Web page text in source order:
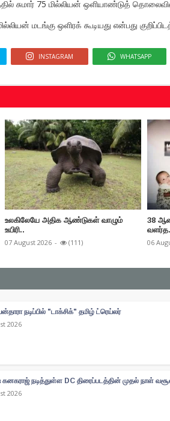
சுமார் 75 மில்லியன் ஒளியாண்டுத்
மடங்கு ஒளிரக் கூடியது என்பது
INSTAGRAM WHATSAPP
உலகிலேயே அதிக ஆண்டுகள் வாழும்
உயிரி..
07 August 2026 - (111)
38
06
நடிப்பில் "டாக்சிக்" தமிழ் ட்ரெய்லர்
2026
நடித்துள்ள DC திரைப்படத்தின் முதல் நாள்
2026